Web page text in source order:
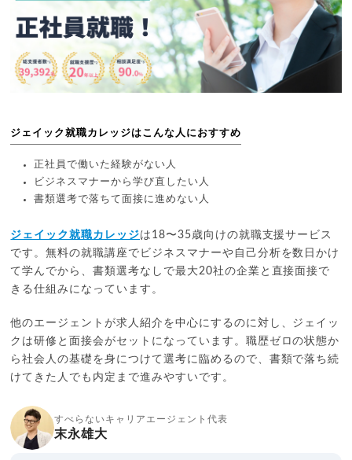
ジェイック就職カレッジはこんな人におすすめ
正社員で働いた経験がない人
ビジネスマナーから学び直したい人
書類選考で落ちて面接に進めない人
ジェイック就職カレッジは18〜35歳向けの就職支援サービス
です。無料の就職講座でビジネスマナーや自己分析を数日かけ
て学んでから、書類選考なしで最大20社の企業と直接面接で
きる仕組みになっています。
他のエージェントが求人紹介を中心にするのに対し、ジェイッ
クは研修と面接会がセットになっています。職歴ゼロの状態か
ら社会人の基礎を身につけて選考に臨めるので、書類で落ち続
けてきた人でも内定まで進みやすいです。
すべらないキャリアエージェント代表
末永雄大